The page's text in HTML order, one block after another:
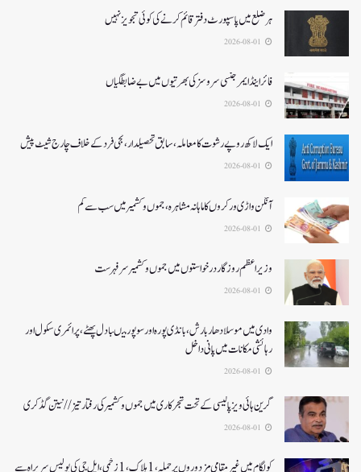
ہر ضلع میں پاسپورٹ دفتر قائم کرنے کی کوئی تجویز نہیں
فائر اینڈ ایمرجنسی سروسزکی بھرتیوں میں بے ضابطگیاں
ایک لاکھ روپے رشوت کا معاملہ،سابق تحصیلدار، نجی فرد کے خلاف چارج شیٹ پیش
آنگن واڑی ورکروں کا ماہانہ مشاہرہ، جموں و کشمیر میں سب سے کم
وزیر اعظم روزگار درخواستوں میں جموں و کشمیر سرفہرست
وادی میں موسلادھار بارش،بانڈی پورہ اور سوپور میںبادل پھٹے، پرائمری سکول اور
رہائشی مکانات میں پانی داخل
گرین ہائی ویز پالیسی کے تحت شجرکاری میں جموں و کشمیر کی رفتار تیز// نیتن گڈکری
کولگام میں غیر مقامی مزدوروں پر حملہ،1ہلاک،1زخمی،ایل جی کی پولیس سربراہ سے